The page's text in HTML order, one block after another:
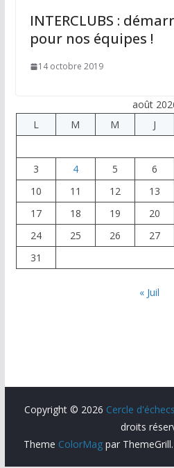
INTERCLUBS :
pour nos équipes !
14 octobre 2019
août
L
M M J
3
4 5 6
10
11 12 13
17
18 19 20
24
25 26 27
31
« Juil
Copyright © 2026 Cercle
droits
Theme ColorMagpar